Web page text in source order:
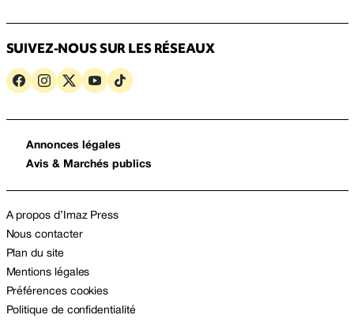
SUIVEZ-NOUS SUR LES RÉSEAUX
Annonces légales
Avis & Marchés publics
A propos d’Imaz Press
Nous contacter
Plan du site
Mentions légales
Préférences cookies
Politique de confidentialité